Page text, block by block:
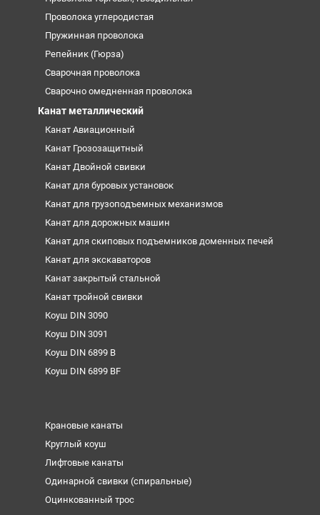
Проволока углеродистая
Пружинная проволока
Репейник (Гюрза)
Сварочная проволока
Сварочно омедненная проволока
Канат металлический
Канат Авиационный
Канат Грозозащитный
Канат Двойной свивки
Канат для буровых установок
Канат для грузоподъемных механизмов
Канат для дорожных машин
Канат для скиповых подъемников доменных печей
Канат для экскаваторов
Канат закрытый стальной
Канат тройной свивки
Коуш DIN 3090
Коуш DIN 3091
Коуш DIN 6899 B
Коуш DIN 6899 BF
Крановые канаты
Круглый коуш
Лифтовые канаты
Одинарной свивки (спиральные)
Оцинкованный трос